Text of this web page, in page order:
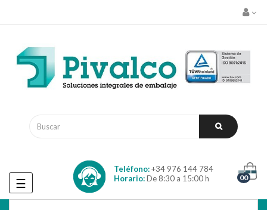
Teléfono:+34 976 144 784
Horario:De 8:30 a 15:00 h 00
Navegación
de
☰